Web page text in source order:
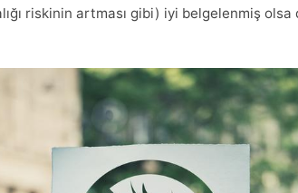
riskinin artması gibi) iyi belgelenmiş